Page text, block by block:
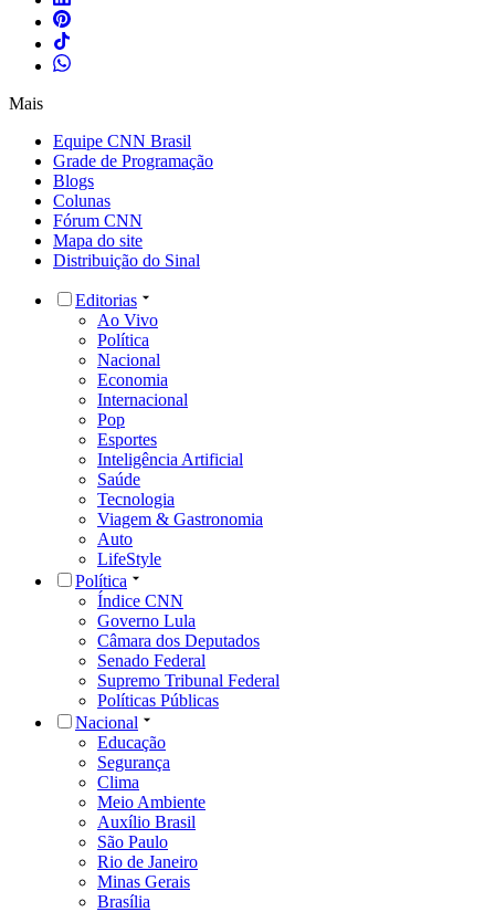
Mais
Equipe CNN Brasil
Grade de Programação
Blogs
Colunas
Fórum CNN
Mapa do site
Distribuição do Sinal
Editorias
Ao Vivo
Política
Nacional
Economia
Internacional
Pop
Esportes
Inteligência Artificial
Saúde
Tecnologia
Viagem & Gastronomia
Auto
LifeStyle
Política
Índice CNN
Governo Lula
Câmara dos Deputados
Senado Federal
Supremo Tribunal Federal
Políticas Públicas
Nacional
Educação
Segurança
Clima
Meio Ambiente
Auxílio Brasil
São Paulo
Rio de Janeiro
Minas Gerais
Brasília